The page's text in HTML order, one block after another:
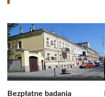
Bezpłatne badania